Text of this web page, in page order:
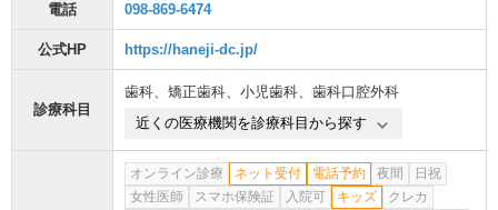
電話 098-869-6474
公式HP https://haneji-dc.jp/
診療科目
歯科、 矯正歯科、 小児歯科、 歯科口腔外科
近くの医療機関を診療科目から探す
オンライン診療 ネット受付 電話予約 夜間
日祝
女性医師
スマホ保険証 入院可 キッズ
クレカ